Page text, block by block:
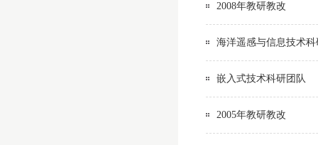
2008年教研教改
海洋遥感与信息技术
嵌入式技术科研团队
2005年教研教改